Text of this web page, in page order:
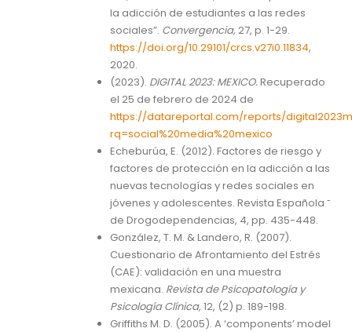
la adicción de estudiantes a las redes
sociales”. Convergencia,27, p. 1-29.
https://doi.org/10.29101/crcs.v27i0.11834,
2020.
(2023). DIGITAL 2023: MEXICO.Recuperado
el 25 de febrero de 2024 de
https://datareportal.com/reports/
rq=social%20media%20mexico
Echeburúa, E. (2012). Factores de riesgo y
factores de protección en la adicción a las
nuevas tecnologías y redes sociales en
jóvenes y adolescentes. Revista Española ˜
de Drogodependencias, 4, pp. 435-448.
González, T. M. & Landero, R. (2007).
Cuestionario de Afrontamiento del Estrés
(CAE): validación en una muestra
mexicana. Revista de Psicopatología y
Psicología Clínica,12, (2) p. 189-198.
Griffiths M. D. (2005). A ‘components’ model